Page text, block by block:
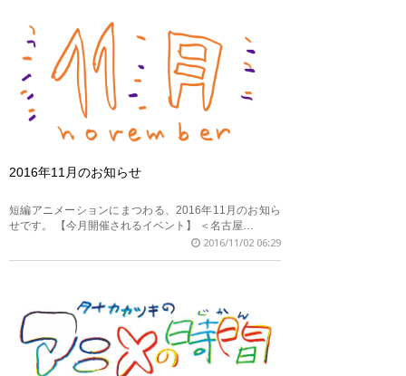
2016年11月のお知らせ
短編アニメーションにまつわる、2016年11月のお知ら
せです。 【今月開催されるイベント】 ＜名古屋…
2016/11/02 06:29